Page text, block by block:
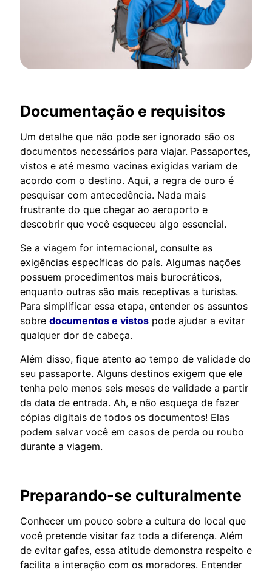
Documentação e requisitos
Um detalhe que não pode ser ignorado são os
documentos necessários para viajar. Passaportes,
vistos e até mesmo vacinas exigidas variam de
acordo com o destino. Aqui, a regra de ouro é
pesquisar com antecedência. Nada mais
frustrante do que chegar ao aeroporto e
descobrir que você esqueceu algo essencial.
Se a viagem for internacional, consulte as
exigências específicas do país. Algumas nações
possuem procedimentos mais burocráticos,
enquanto outras são mais receptivas a turistas.
Para simplificar essa etapa, entender os assuntos
sobre documentos e vistos pode ajudar a evitar
qualquer dor de cabeça.
Além disso, fique atento ao tempo de validade do
seu passaporte. Alguns destinos exigem que ele
tenha pelo menos seis meses de validade a partir
da data de entrada. Ah, e não esqueça de fazer
cópias digitais de todos os documentos! Elas
podem salvar você em casos de perda ou roubo
durante a viagem.
Preparando-se culturalmente
Conhecer um pouco sobre a cultura do local que
você pretende visitar faz toda a diferença. Além
de evitar gafes, essa atitude demonstra respeito e
facilita a interação com os moradores. Entender